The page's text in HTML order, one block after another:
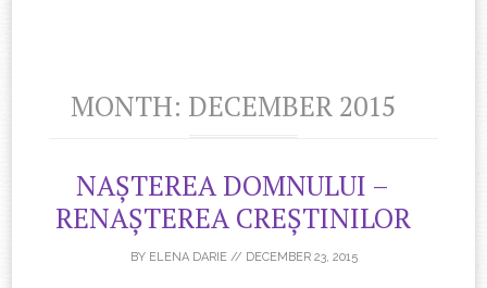
MONTH: DECEMBER 2015
NAȘTEREA DOMNULUI –
RENAȘTEREA CREȘTINILOR
BY ELENA DARIE// DECEMBER 23, 2015